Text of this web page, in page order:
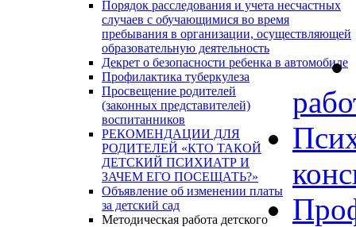
Порядок расследования и учета несчастных
случаев с обучающимися во время
пребывания в организации, осуществляющей
образовательную деятельность
Декрет о безопасности ребенка в автомобиле
Профилактика туберкулеза
Просвещение родителей
(законных представителей)
воспитанников
РЕКОМЕНДАЦИИ ДЛЯ
РОДИТЕЛЕЙ «КТО ТАКОЙ
ДЕТСКИЙ ПСИХИАТР И
ЗАЧЕМ ЕГО ПОСЕЩАТЬ?»
Объявление об изменении платы
за детский сад
Методическая работа детского